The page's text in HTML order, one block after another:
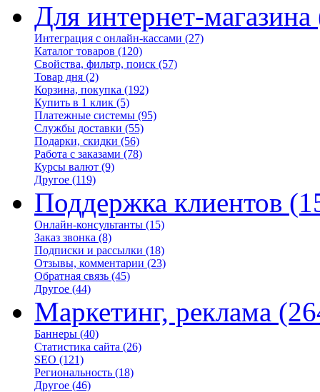
Для интернет-магазина
Интеграция с онлайн-кассами (27)
Каталог товаров (120)
Свойства, фильтр, поиск (57)
Товар дня (2)
Корзина, покупка (192)
Купить в 1 клик (5)
Платежные системы (95)
Службы доставки (55)
Подарки, скидки (56)
Работа с заказами (78)
Курсы валют (9)
Другое (119)
Поддержка клиентов
Онлайн-консультанты (15)
Заказ звонка (8)
Подписки и рассылки (18)
Отзывы, комментарии (23)
Обратная связь (45)
Другое (44)
Маркетинг, реклама
Баннеры (40)
Статистика сайта (26)
SEO (121)
Региональность (18)
Другое (46)